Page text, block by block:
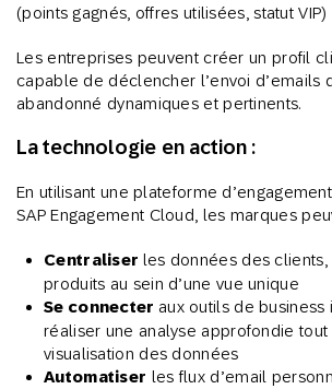
(points gagnés, offres utilisées, statut VIP)
Les entreprises peuvent créer un profil
capable de déclencher l’envoi d’emails
abandonné dynamiques et pertinents.
La technologie en action :
En utilisant une plateforme
SAP Engagement Cloud, les marques
Centraliser les données des
produits au sein d’une vue unique
Se connecter aux outils de
réaliser une analyse approfondie tout
visualisation des données
Automatiser les flux d’email